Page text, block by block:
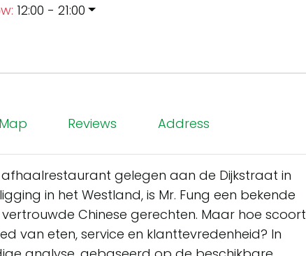
: 12:00 - 21:00
Map Reviews Address
afhaalrestaurant gelegen aan de Dijkstraat in
in het Westland, is Mr. Fung een bekende
Chinese gerechten. Maar hoe scoort
van eten, service en klanttevredenheid? In